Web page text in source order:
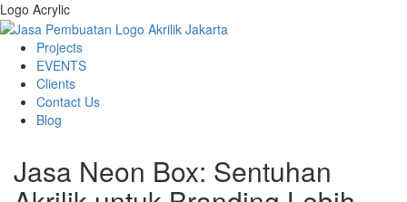
Logo Acrylic
Projects
EVENTS
Clients
Contact Us
Blog
Jasa Neon Box: Sentuhan